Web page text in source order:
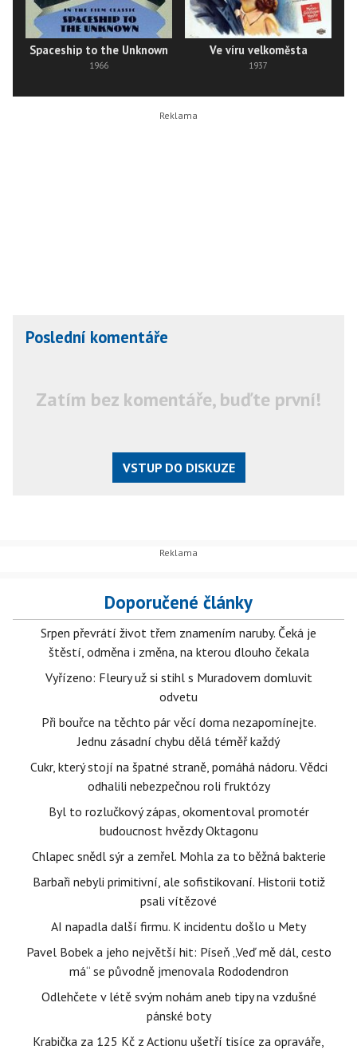
Spaceship to the Unknown
1966
Ve víru velkoměsta
1937
Poslední komentáře
Zatím bez komentáře, buďte první!
VSTUP DO DISKUZE
Doporučené články
Srpen převrátí život třem znamením naruby. Čeká je
štěstí, odměna i změna, na kterou dlouho čekala
Vyřízeno: Fleury už si stihl s Muradovem domluvit
odvetu
Při bouřce na těchto pár věcí doma nezapomínejte.
Jednu zásadní chybu dělá téměř každý
Cukr, který stojí na špatné straně, pomáhá nádoru. Vědci
odhalili nebezpečnou roli fruktózy
Byl to rozlučkový zápas, okomentoval promotér
budoucnost hvězdy Oktagonu
Chlapec snědl sýr a zemřel. Mohla za to běžná bakterie
Barbaři nebyli primitivní, ale sofistikovaní. Historii totiž
psali vítězové
AI napadla další firmu. K incidentu došlo u Mety
Pavel Bobek a jeho největší hit: Píseň „Veď mě dál, cesto
má“ se původně jmenovala Rododendron
Odlehčete v létě svým nohám aneb tipy na vzdušné
pánské boty
Krabička za 125 Kč z Actionu ušetří tisíce za opraváře,